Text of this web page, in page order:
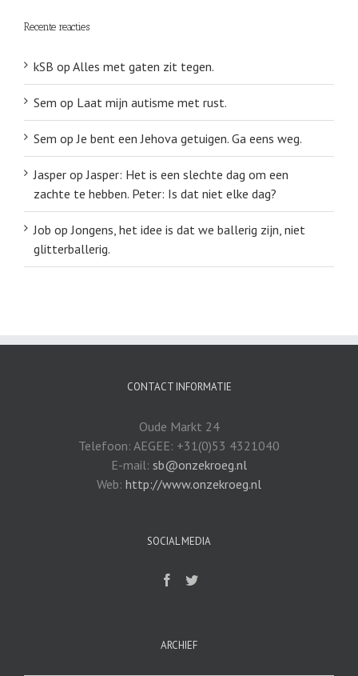
Recente reacties
kSB op Alles met gaten zit tegen.
Sem op Laat mijn autisme met rust.
Sem opJe bent een Jehova getuigen. Ga eens weg.
Jasper opJasper: Het is een slechte dag om een
zachte te hebben. Peter: Is dat niet elke dag?
Job opJongens, het idee is dat we ballerig zijn, niet
glitterballerig.
CONTACT INFORMATIE
Oude Markt 24
Telefoon: AEGEE: +31(0)53 4321040
E-mail: sb@onzekroeg.nl
Web: http://www.onzekroeg.nl
SOCIAL MEDIA
ARCHIEF